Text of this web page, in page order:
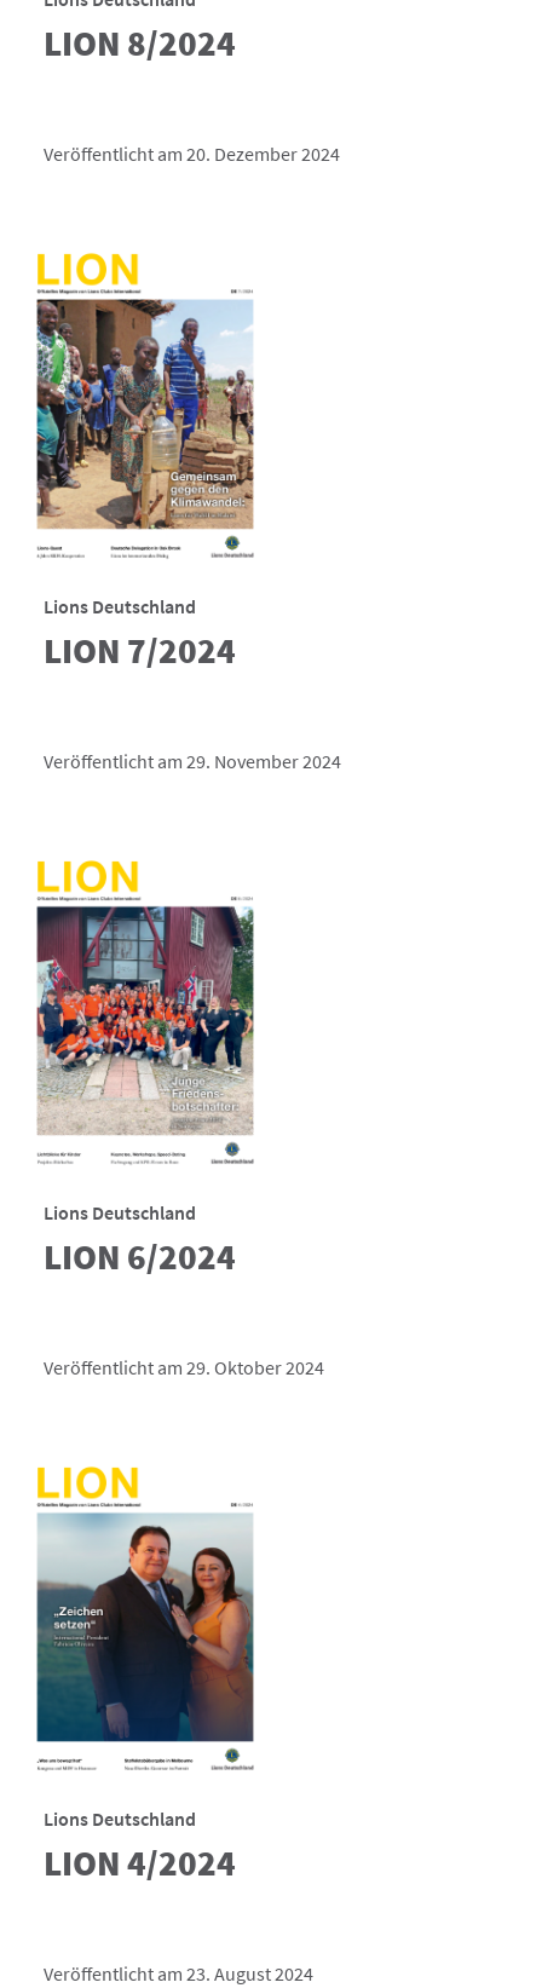
LION 8/2024
Veröffentlicht am 20. Dezember 2024
Lions Deutschland
LION 7/2024
Veröffentlicht am 29. November 2024
Lions Deutschland
LION 6/2024
Veröffentlicht am 29. Oktober 2024
Lions Deutschland
LION 4/2024
Veröffentlicht am 23. August 2024